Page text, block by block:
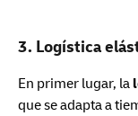
3. Logística
En primer lugar, la
que se adapta a